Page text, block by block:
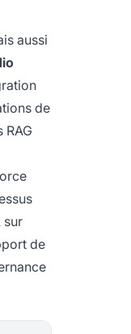
aussi
de
sur
de